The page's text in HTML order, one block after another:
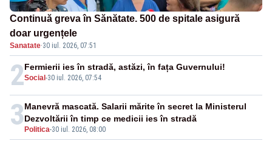
Continuă greva în Sănătate. 500 de spitale asigură
doar urgențele
Sanatate·30 iul. 2026, 07:51
2Social -30 iul. 2026, 07:54
Fermierii ies în stradă, astăzi, în fața Guvernului!
3 Politica-30 iul. 2026, 08:00
Manevră mascată. Salarii mărite în secret la Ministerul
Dezvoltării în timp ce medicii ies în stradă